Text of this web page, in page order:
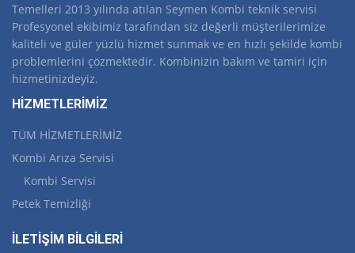
Temelleri 2013 yılında atılan Seymen Kombi teknik servisi
Profesyonel ekibimiz tarafından siz değerli müşterilerimize
kaliteli ve güler yüzlü hizmet sunmak ve en hızlı şekilde kombi
problemlerini çözmektedir. Kombinizin bakım ve tamiri için
hizmetinizdeyiz.
HİZMETLERİMİZ
TÜM HİZMETLERİMİZ
Kombi Arıza Servisi
Kombi Servisi
Petek Temizliği
İLETİŞİM BİLGİLERİ